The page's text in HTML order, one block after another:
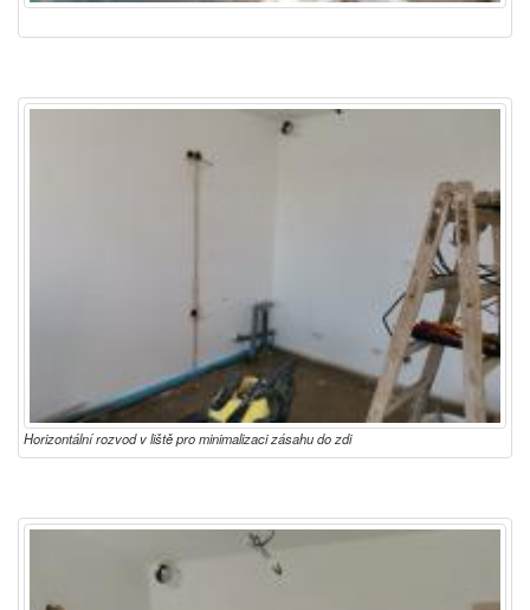
Horizontální rozvod v liště pro minimalizaci zásahu do zdi